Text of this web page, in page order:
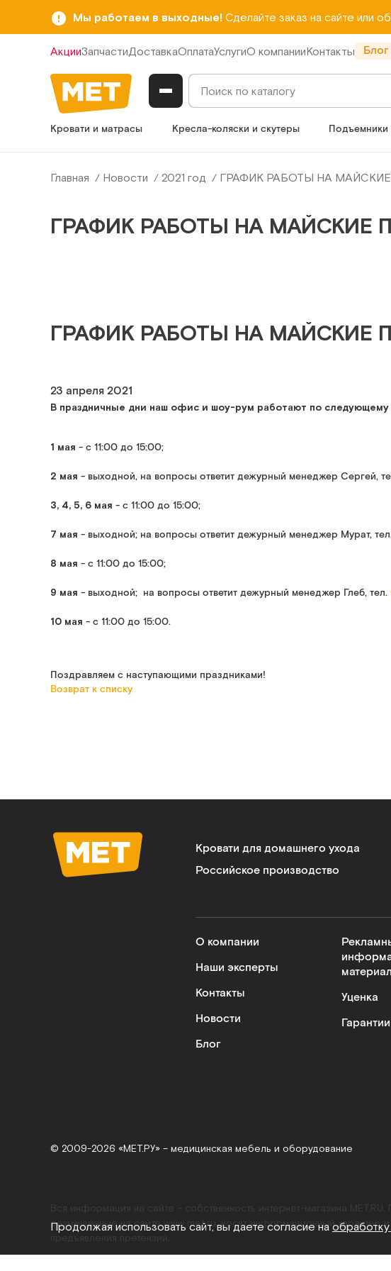
Мы работаем в выходные! Сделайте заказ на сайте или
АкцииЗапчастиДоставкаОплатаУслугиО компанииКонтакты Блог
Кровати и матрасы Кресла-коляски и скутеры Подъемники
Главная Новости 2021 год ГРАФИК РАБОТЫ НА МАЙСКИЕ
ГРАФИК РАБОТЫ НА МАЙСКИЕ
ГРАФИК РАБОТЫ НА МАЙСКИЕ
23 апреля 2021
В праздничные дни наш офис и шоу-рум работают по
1 мая - с 11:00 до 15:00;
2 мая - выходной, на вопросы ответит дежурный менеджер Сергей,
3, 4, 5, 6 мая - с 11:00 до 15:00;
7 мая - выходной; на вопросы ответит дежурный менеджер Мурат,
8 мая - с 11:00 до 15:00;
9 мая - выходной; на вопросы ответит дежурный менеджер Глеб, тел.
10 мая - с 11:00 до 15:00.
Поздравляем с наступающими праздниками!
Возврат к списку
Кровати для домашнего ухода
Российское производство
О компании
Наши эксперты
Контакты
Новости
Блог
Уценка
Гарантии
© 2009-2026 «МЕТ.РУ» – медицинская мебель и оборудование
Вся информация на сайте – собственность интернет-магазина
размещенные на сайтеwww.met.ru , носят информационный характер
Продолжая использовать сайт, вы даете согласие на